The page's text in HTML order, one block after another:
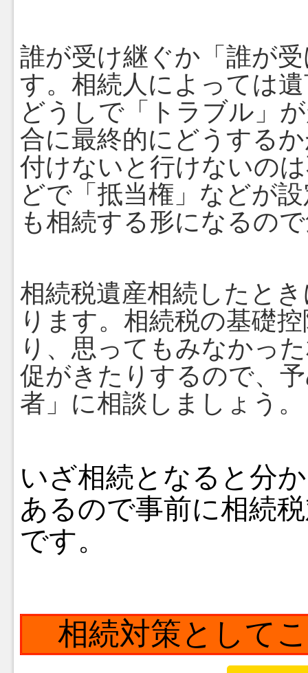
誰が受け継ぐか 「誰が
す。相続人によっては
どうしで「トラブル」
合に最終的にどうする
付けないと行けないの
どで「抵当権」などが
も相続する形になるの
相続税遺産相続したと
ります。相続税の基礎
り、思ってもみなかっ
促がきたりするので、
者」に相談しましょう。
いざ相続となると分
あるので事前に相続
です。
相続対策として